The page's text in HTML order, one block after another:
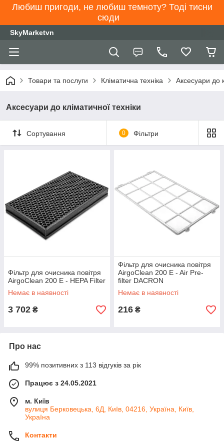
Любиш пригоди, не любиш темноту? Тоді тисни
сюди
SkyMarketvn
Товари та послуги Кліматична техніка Аксесуари до
Аксесуари до кліматичної техніки
Сортування 0 Фільтри
Фільтр для очисника повітря
AirgoClean 200 E - HEPA Filter
Немає в наявності
3 702 ₴
Фільтр для очисника повітря
AirgoClean 200 E - Air Pre-
filter DACRON
Немає в наявності
216 ₴
Про нас
99% позитивних з 113 відгуків за рік
Працює з 24.05.2021
м. Київ
вулиця Берковецька, 6Д, Київ, 04216, Україна, Київ,
Україна
Контакти